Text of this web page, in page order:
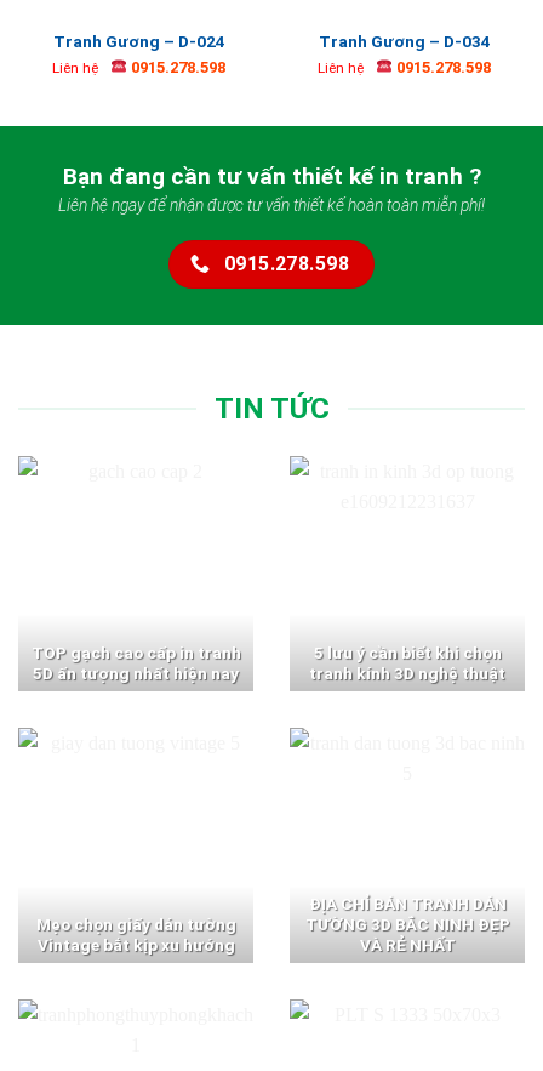
Tranh Gương – D-024
Liên hệ 0915.278.598
Tranh Gương – D-034
Liên hệ 0915.278.598
Bạn đang cần tư vấn thiết kế in tranh ?
Liên hệ ngay để nhận được tư vấn thiết kế hoàn toàn miễn phí!
0915.278.598
TIN TỨC
TOP gạch cao cấp in tranh
5D ấn tượng nhất hiện nay
5 lưu ý cần biết khi chọn
tranh kính 3D nghệ thuật
Mẹo chọn giấy dán tường
Vintage bắt kịp xu hướng
ĐỊA CHỈ BÁN TRANH DÁN
TƯỜNG 3D BẮC NINH ĐẸP
VÀ RẺ NHẤT